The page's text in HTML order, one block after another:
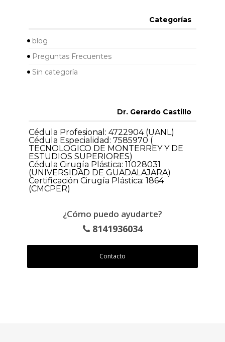
Categorías
blog
Preguntas Frecuentes
Sin categoría
Dr. Gerardo Castillo
Cédula Profesional: 4722904 (UANL)
Cédula Especialidad: 7585970 (
TECNOLOGICO DE MONTERREY Y DE
ESTUDIOS SUPERIORES)
Cédula Cirugía Plástica: 11028031
(UNIVERSIDAD DE GUADALAJARA)
Certificación Cirugía Plástica: 1864
(CMCPER)
¿Cómo puedo ayudarte?
8141936034
Contacto